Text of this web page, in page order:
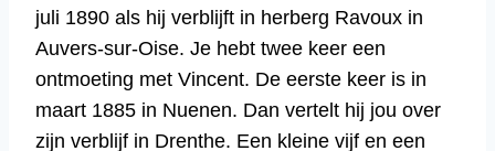
juli 1890 als hij verblijft in herberg Ravoux in
Auvers-sur-Oise. Je hebt twee keer een
ontmoeting met Vincent. De eerste keer is in
maart 1885 in Nuenen. Dan vertelt hij jou over
zijn verblijf in Drenthe. Een kleine vijf en een